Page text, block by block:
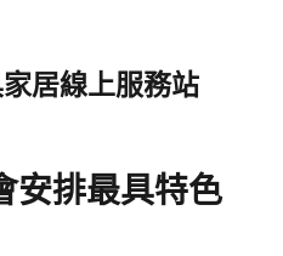
居線上服務站
安排最具特色